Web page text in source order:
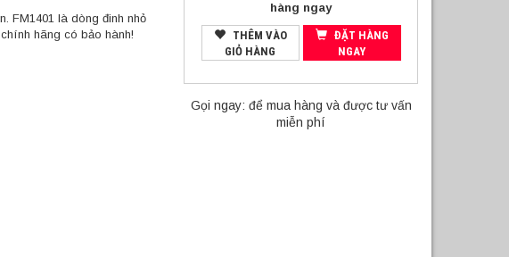
FM1401 là dòng đinh nhỏ
hãng có bảo hành!
hàng ngay
GIỎ HÀNG
NGAY
Gọi ngay: để mua hàng và được tư vấn
miễn phí